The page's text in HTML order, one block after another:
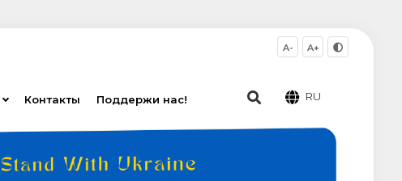
Контакты Поддержи нас!
A- A+
RU